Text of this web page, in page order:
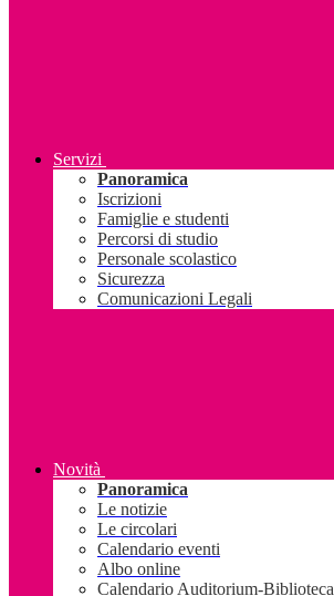
Servizi
Panoramica
Iscrizioni
Famiglie e studenti
Percorsi di studio
Personale scolastico
Sicurezza
Comunicazioni Legali
Novità
Panoramica
Le notizie
Le circolari
Calendario eventi
Albo online
Calendario Auditorium-Biblioteca